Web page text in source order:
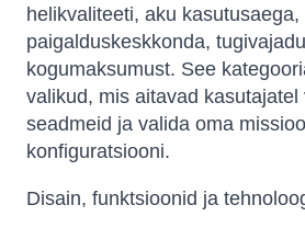
helikvaliteeti, aku kasutusaega,
paigalduskeskkonda,
kogumaksumust. See
valikud, mis aitavad kasutajatel
seadmeid ja valida oma
konfiguratsiooni.
Disain, funktsioonid ja